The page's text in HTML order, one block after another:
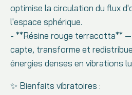
optimise la circulation du flux
l'espace sphérique.
- **Résine rouge terracotta**
capte, transforme et
énergies denses en vibrations
✨ Bienfaits vibratoires :